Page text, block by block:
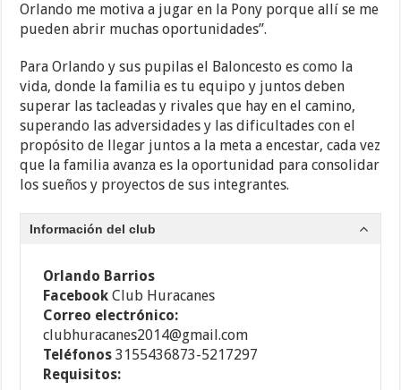
Orlando me motiva a jugar en la Pony porque allí se me
pueden abrir muchas oportunidades”.
Para Orlando y sus pupilas el Baloncesto es como la
vida, donde la familia es tu equipo y juntos deben
superar las tacleadas y rivales que hay en el camino,
superando las adversidades y las dificultades con el
propósito de llegar juntos a la meta a encestar, cada vez
que la familia avanza es la oportunidad para consolidar
los sueños y proyectos de sus integrantes.
Información del club
Orlando Barrios
Facebook Club Huracanes
Correo electrónico:
clubhuracanes2014@gmail.com
Teléfonos 3155436873-5217297
Requisitos: